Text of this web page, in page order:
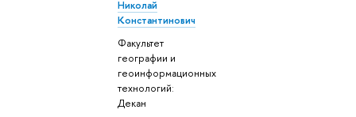
Николай
Константинович
Факультет
географии и
геоинформационных
технологий:
Декан